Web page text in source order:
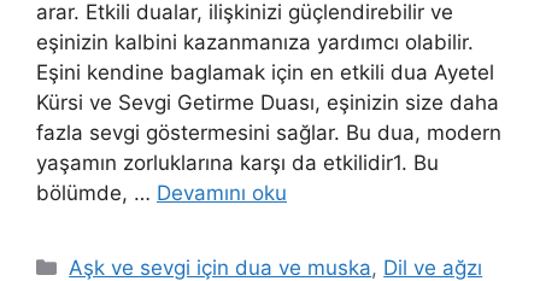
arar. Etkili dualar, ilişkinizi güçlendirebilir ve
eşinizin kalbini kazanmanıza yardımcı olabilir.
Eşini kendine baglamak için en etkili dua Ayetel
Kürsi ve Sevgi Getirme Duası, eşinizin size daha
fazla sevgi göstermesini sağlar. Bu dua, modern
yaşamın zorluklarına karşı da etkilidir1. Bu
bölümde, … Devamını oku
Aşk ve sevgi için dua ve muska, Dil ve ağzı